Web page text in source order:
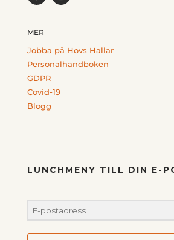
MER
Jobba på Hovs Hallar
Personalhandboken
GDPR
Covid-19
Blogg
LUNCHMENY TILL DIN E-